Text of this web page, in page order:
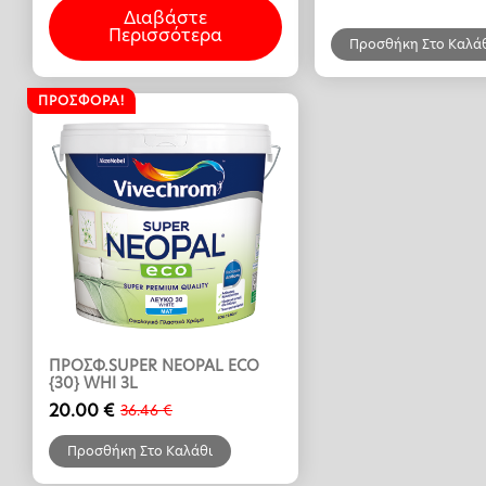
was:
105.90 €.
τιμή
είναι:
42.59 €.
Διαβάστε
Περισσότερα
10.17 €.
είναι:
7.12 €.
Προσθήκη Στο
ΠΡΟΣΦΟΡΆ!
ΠΡΟΣΦ.SUPER NEOPAL ECO
{30} WHI 3L
36.46€
Original
price
was:
36.46 €.
20.00€
Η
τρέχουσα
τιμή
είναι:
Προσθήκη Στο Καλάθι